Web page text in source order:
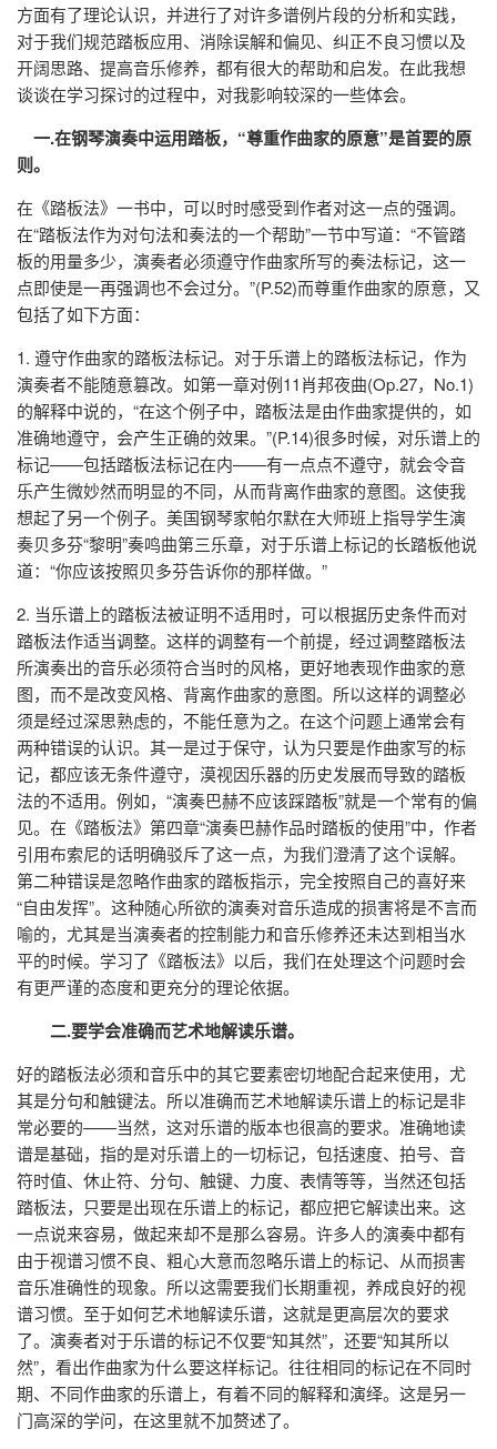
方面有了理论认识，并进行了对许多谱例片段的分析和实践，
对于我们规范踏板应用、消除误解和偏见、纠正不良习惯以及
开阔思路、提高音乐修养，都有很大的帮助和启发。在此我想
谈谈在学习探讨的过程中，对我影响较深的一些体会。
一.在钢琴演奏中运用踏板，“尊重作曲家的原意”是首要的原
则。
在《踏板法》一书中，可以时时感受到作者对这一点的强调。
在“踏板法作为对句法和奏法的一个帮助”一节中写道：“不管踏
板的用量多少，演奏者必须遵守作曲家所写的奏法标记，这一
点即使是一再强调也不会过分。”(P.52)而尊重作曲家的原意，又
包括了如下方面：
1. 遵守作曲家的踏板法标记。对于乐谱上的踏板法标记，作为
演奏者不能随意篡改。如第一章对例11肖邦夜曲(Op.27，No.1)
的解释中说的，“在这个例子中，踏板法是由作曲家提供的，如
准确地遵守，会产生正确的效果。”(P.14)很多时候，对乐谱上的
标记——包括踏板法标记在内——有一点点不遵守，就会令音
乐产生微妙然而明显的不同，从而背离作曲家的意图。这使我
想起了另一个例子。美国钢琴家帕尔默在大师班上指导学生演
奏贝多芬“黎明”奏鸣曲第三乐章，对于乐谱上标记的长踏板他说
道：“你应该按照贝多芬告诉你的那样做。”
2. 当乐谱上的踏板法被证明不适用时，可以根据历史条件而对
踏板法作适当调整。这样的调整有一个前提，经过调整踏板法
所演奏出的音乐必须符合当时的风格，更好地表现作曲家的意
图，而不是改变风格、背离作曲家的意图。所以这样的调整必
须是经过深思熟虑的，不能任意为之。在这个问题上通常会有
两种错误的认识。其一是过于保守，认为只要是作曲家写的标
记，都应该无条件遵守，漠视因乐器的历史发展而导致的踏板
法的不适用。例如，“演奏巴赫不应该踩踏板”就是一个常有的偏
见。在《踏板法》第四章“演奏巴赫作品时踏板的使用”中，作者
引用布索尼的话明确驳斥了这一点，为我们澄清了这个误解。
第二种错误是忽略作曲家的踏板指示，完全按照自己的喜好来
“自由发挥”。这种随心所欲的演奏对音乐造成的损害将是不言而
喻的，尤其是当演奏者的控制能力和音乐修养还未达到相当水
平的时候。学习了《踏板法》以后，我们在处理这个问题时会
有更严谨的态度和更充分的理论依据。
二.要学会准确而艺术地解读乐谱。
好的踏板法必须和音乐中的其它要素密切地配合起来使用，尤
其是分句和触键法。所以准确而艺术地解读乐谱上的标记是非
常必要的——当然，这对乐谱的版本也很高的要求。准确地读
谱是基础，指的是对乐谱上的一切标记，包括速度、拍号、音
符时值、休止符、分句、触键、力度、表情等等，当然还包括
踏板法，只要是出现在乐谱上的标记，都应把它解读出来。这
一点说来容易，做起来却不是那么容易。许多人的演奏中都有
由于视谱习惯不良、粗心大意而忽略乐谱上的标记、从而损害
音乐准确性的现象。所以这需要我们长期重视，养成良好的视
谱习惯。至于如何艺术地解读乐谱，这就是更高层次的要求
了。演奏者对于乐谱的标记不仅要“知其然”，还要“知其所以
然”，看出作曲家为什么要这样标记。往往相同的标记在不同时
期、不同作曲家的乐谱上，有着不同的解释和演绎。这是另一
门高深的学问，在这里就不加赘述了。